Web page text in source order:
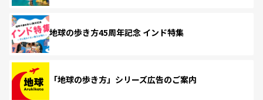
地球の歩き方45周年記念 インド特集
「地球の歩き方」シリーズ広告のご案内